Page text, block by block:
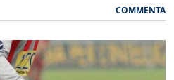
COMMENTA